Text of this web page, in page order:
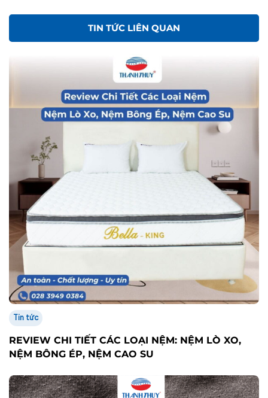
TIN TỨC LIÊN QUAN
Tin tức
REVIEW CHI TIẾT CÁC LOẠI NỆM: NỆM LÒ XO,
NỆM BÔNG ÉP, NỆM CAO SU